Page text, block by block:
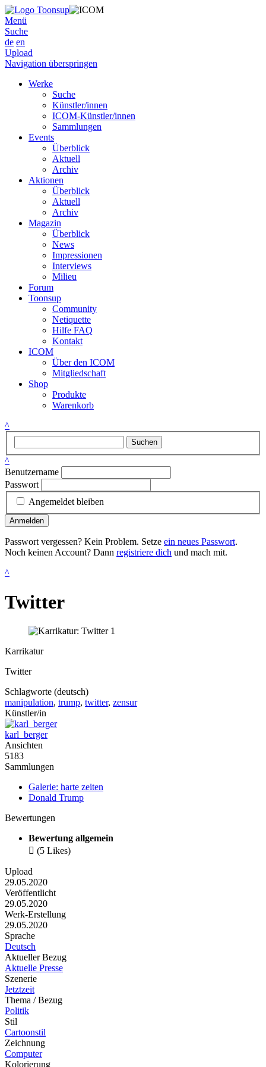
Menü
Suche
de en
Upload
Navigation überspringen
Werke
Suche
Künstler/innen
ICOM-Künstler/innen
Sammlungen
Events
Überblick
Aktuell
Archiv
Aktionen
Überblick
Aktuell
Archiv
Magazin
Überblick
News
Impressionen
Interviews
Milieu
Forum
Toonsup
Community
Netiquette
Hilfe FAQ
Kontakt
ICOM
Über den ICOM
Mitgliedschaft
Shop
Produkte
Warenkorb
^
Suchen
^
Benutzername
Passwort
Angemeldet bleiben
Anmelden
Passwort vergessen? Kein Problem. Setze ein neues Passwort.
Noch keinen Account? Dann registriere dich und mach mit.
^
Twitter
Karrikatur
Twitter
Schlagworte (deutsch)
manipulation, trump, twitter, zensur
Künstler/in
karl_berger
Ansichten
5183
Sammlungen
Galerie: harte zeiten
Donald Trump
Bewertungen
Bewertung allgemein
 (5 Likes)
Upload
29.05.2020
Veröffentlicht
29.05.2020
Werk-Erstellung
29.05.2020
Sprache
Deutsch
Aktueller Bezug
Aktuelle Presse
Szenerie
Jetztzeit
Thema / Bezug
Politik
Stil
Cartoonstil
Zeichnung
Computer
Kolorierung